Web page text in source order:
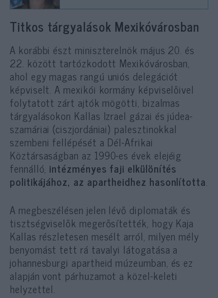
Titkos tárgyalások Mexikóvárosban
A korábbi észt miniszterelnök május 20. és
22. között tartózkodott Mexikóvárosban,
ahol egy magas rangú uniós delegációt
képviselt. A mexikói kormány képviselőivel
folytatott zárt ajtók mögötti, bizalmas
tárgyalásokon Kallas Izrael gázai és júdea-
szamáriai (ciszjordániai) palesztinokkal
szembeni fellépését a Dél-Afrikai
Köztársaságban az 1990-es évek elejéig
fennálló, intézményes faji elkülönítés
politikájához, az apartheidhez hasonlította.
A megbeszélésen jelen lévő diplomaták és
tisztségviselők megerősítették, hogy Kaja
Kallas részletesen mesélt arról, milyen mély
benyomást tett rá tavalyi látogatása a
johannesburgi apartheid múzeumban, és ez
alapján vont párhuzamot a közel-keleti
helyzettel.